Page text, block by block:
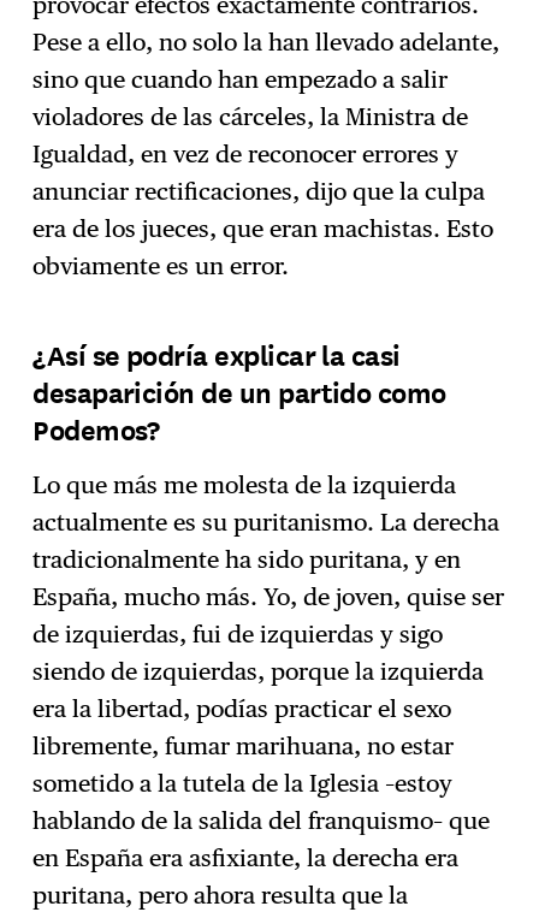
Pese a ello, no solo la han llevado adelante,
sino que cuando han empezado a salir
violadores de las cárceles, la Ministra de
Igualdad, en vez de reconocer errores y
anunciar rectificaciones, dijo que la culpa
era de los jueces, que eran machistas. Esto
obviamente es un error.
¿Así se podría explicar la casi
desaparición de un partido como
Podemos?
Lo que más me molesta de la izquierda
actualmente es su puritanismo. La derecha
tradicionalmente ha sido puritana, y en
España, mucho más. Yo, de joven, quise ser
de izquierdas, fui de izquierdas y sigo
siendo de izquierdas, porque la izquierda
era la libertad, podías practicar el sexo
libremente, fumar marihuana, no estar
sometido a la tutela de la Iglesia –estoy
hablando de la salida del franquismo– que
en España era asfixiante, la derecha era
puritana, pero ahora resulta que la